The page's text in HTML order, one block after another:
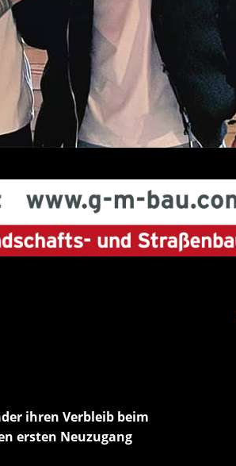
ihren Verbleib beim
ersten Neuzugang